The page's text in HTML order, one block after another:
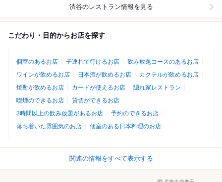
渋谷のレストラン情報を見る
こだわり・目的からお店を探す
個室のあるお店 子連れで行けるお店
飲み放題コースのあるお店
ワインが飲めるお店
日本酒が飲めるお店
カクテルが飲めるお店
焼酎が飲めるお店
カードが使えるお店
隠れ家レストラン
喫煙のできるお店
貸切ができるお店
3時間以上の飲み放題があるお店
予約のできるお店
落ち着いた雰囲気のお店
個室のある日本料理のお店
関連の情報をすべて表示する